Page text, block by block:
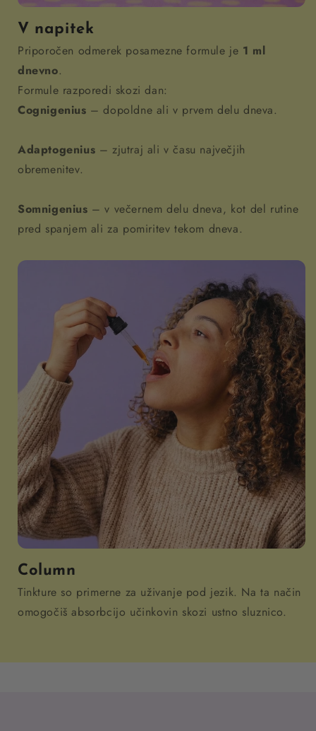
V napitek
Priporočen odmerek posamezne formule je 1 ml
dnevno.
Formule razporedi skozi dan:
Cognigenius – dopoldne ali v prvem delu dneva.
Adaptogenius – zjutraj ali v času največjih
obremenitev.
Somnigenius – v večernem delu dneva, kot del rutine
pred spanjem ali za pomiritev tekom dneva.
Column
Tinkture so primerne za uživanje pod jezik. Na ta način
omogočiš absorbcijo učinkovin skozi ustno sluznico.